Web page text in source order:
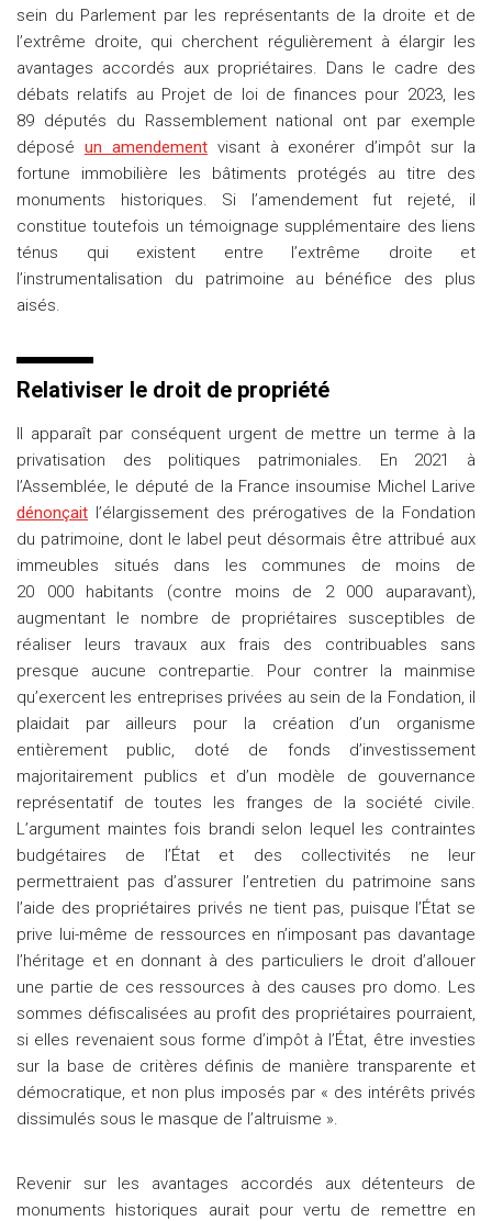
sein du Parlement par les représentants de la droite et de
l’extrême droite, qui cherchent régulièrement à élargir les
avantages accordés aux propriétaires. Dans le cadre des
débats relatifs au Projet de loi de finances pour 2023, les
89 députés du Rassemblement national ont par exemple
déposé un amendementvisant à exonérer d’impôt sur la
fortune immobilière les bâtiments protégés au titre des
monuments historiques. Si l’amendement fut rejeté, il
constitue toutefois un témoignage supplémentaire des liens
ténus qui existent entre l’extrême droite et
l’instrumentalisation du patrimoine au bénéfice des plus
aisés.
Relativiser le droit de propriété
Il apparaît par conséquent urgent de mettre un terme à la
privatisation des politiques patrimoniales. En 2021 à
l’Assemblée, le député de la France insoumise Michel Larive
dénonçait l’élargissement des prérogatives de la Fondation
du patrimoine, dont le label peut désormais être attribué aux
immeubles situés dans les communes de moins de
20 000 habitants (contre moins de 2 000 auparavant),
augmentant le nombre de propriétaires susceptibles de
réaliser leurs travaux aux frais des contribuables sans
presque aucune contrepartie. Pour contrer la mainmise
qu’exercent les entreprises privées au sein de la Fondation, il
plaidait par ailleurs pour la création d’un organisme
entièrement public, doté de fonds d’investissement
majoritairement publics et d’un modèle de gouvernance
représentatif de toutes les franges de la société civile.
L’argument maintes fois brandi selon lequel les contraintes
budgétaires de l’État et des collectivités ne leur
permettraient pas d’assurer l’entretien du patrimoine sans
l’aide des propriétaires privés ne tient pas, puisque l’État se
prive lui-même de ressources en n’imposant pas davantage
l’héritage et en donnant à des particuliers le droit d’allouer
une partie de ces ressources à des causes pro domo. Les
sommes défiscalisées au profit des propriétaires pourraient,
si elles revenaient sous forme d’impôt à l’État, être investies
sur la base de critères définis de manière transparente et
démocratique, et non plus imposés par « des intérêts privés
dissimulés sous le masque de l’altruisme ».
Revenir sur les avantages accordés aux détenteurs de
monuments historiques aurait pour vertu de remettre en